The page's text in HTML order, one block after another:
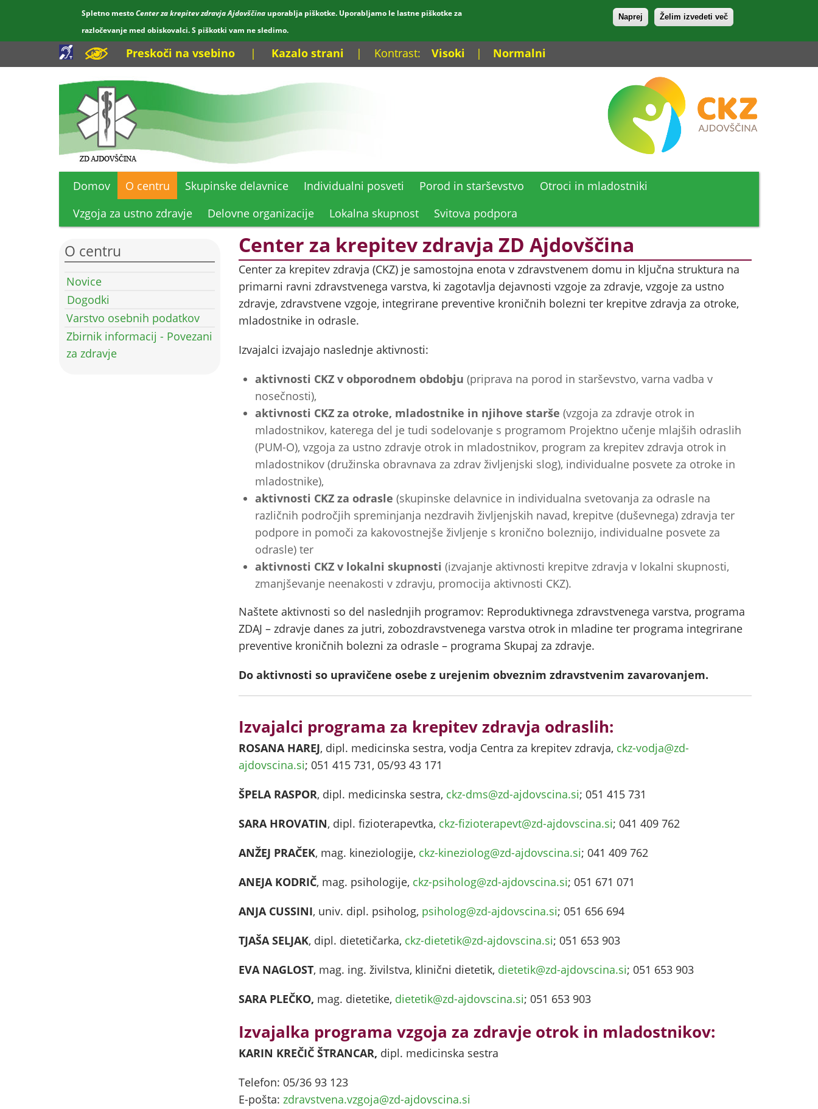
Spletno mestoCenter za krepitev zdravja Ajdovščina uporablja piškotke. Uporabljamo le lastne piškotke za
razločevanje med obiskovalci. S piškotki vam ne sledimo.
Naprej Želim izvedeti več
Preskoči na vsebino | Kazalo strani | Kontrast: Visoki | Normalni
Domov O centru Skupinske delavnice Individualni posveti Porod in starševstvo
Otroci in mladostniki
Vzgoja za ustno zdravje
Delovne organizacije Lokalna skupnost Svitova podpora
O centru
Novice
Dogodki
Varstvo osebnih podatkov
Zbirnik informacij - Povezani
za zdravje
Center za krepitev zdravja ZD Ajdovščina
Center za krepitev zdravja (CKZ) je samostojna enota v zdravstvenem domu in ključna struktura na
primarni ravni zdravstvenega varstva, ki zagotavlja dejavnosti vzgoje za zdravje, vzgoje za ustno
zdravje, zdravstvene vzgoje, integrirane preventive kroničnih bolezni ter krepitve zdravja za otroke,
mladostnike in odrasle.
Izvajalci izvajajo naslednje aktivnosti:
aktivnosti CKZ v obporodnem obdobju (priprava na porod in starševstvo, varna vadba v
nosečnosti),
aktivnosti CKZ za otroke, mladostnike in njihove starše (vzgoja za zdravje otrok in
mladostnikov, katerega del je tudi sodelovanje s programom Projektno učenje mlajših odraslih
(PUM-O), vzgoja za ustno zdravje otrok in mladostnikov, program za krepitev zdravja otrok in
mladostnikov (družinska obravnava za zdrav življenjski slog), individualne posvete za otroke in
mladostnike),
aktivnosti CKZ za odrasle (skupinske delavnice in individualna svetovanja za odrasle na
različnih področjih spreminjanja nezdravih življenjskih navad, krepitve (duševnega) zdravja ter
podpore in pomoči za kakovostnejše življenje s kronično boleznijo, individualne posvete za
odrasle) ter
aktivnosti CKZ v lokalni skupnosti (izvajanje aktivnosti krepitve zdravja v lokalni skupnosti,
zmanjševanje neenakosti v zdravju, promocija aktivnosti CKZ).
Naštete aktivnosti so del naslednjih programov: Reproduktivnega zdravstvenega varstva, programa
ZDAJ – zdravje danes za jutri, zobozdravstvenega varstva otrok in mladine ter programa integrirane
preventive kroničnih bolezni za odrasle – programa Skupaj za zdravje.
Do aktivnosti so upravičene osebe z urejenim obveznim zdravstvenim zavarovanjem.
Izvajalci programa za krepitev zdravja odraslih:
ROSANA HAREJ, dipl. medicinska sestra, vodja Centra za krepitev zdravja, ckz-vodja@zd-
ajdovscina.si; 051 415 731, 05/93 43 171
ŠPELA RASPOR, dipl. medicinska sestra, ckz-dms@zd-ajdovscina.si; 051 415 731
SARA HROVATIN, dipl. fizioterapevtka, ckz-fizioterapevt@zd-ajdovscina.si; 041 409 762
ANŽEJ PRAČEK, mag. kineziologije, ckz-kineziolog@zd-ajdovscina.si; 041 409 762
ANEJA KODRIČ, mag. psihologije, ckz-psiholog@zd-ajdovscina.si; 051 671 071
ANJA CUSSINI, univ. dipl. psiholog, psiholog@zd-ajdovscina.si; 051 656 694
TJAŠA SELJAK, dipl. dietetičarka, ckz-dietetik@zd-ajdovscina.si; 051 653 903
EVA NAGLOST, mag. ing. živilstva, klinični dietetik, dietetik@zd-ajdovscina.si; 051 653 903
SARA PLEČKO, mag. dietetike, dietetik@zd-ajdovscina.si; 051 653 903
Izvajalka programa vzgoja za zdravje otrok in mladostnikov:
KARIN KREČIČ ŠTRANCAR, dipl. medicinska sestra
Telefon: 05/36 93 123
E-pošta: zdravstvena.vzgoja@zd-ajdovscina.si